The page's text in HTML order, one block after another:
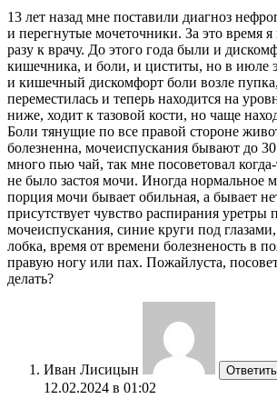
13 лет назад мне поставили диагноз
и перегнутые мочеточники. За это время
разу к врачу. До этого года были и
кишечника, и боли, и циститы, но в июле
и кишечный дискомфорт боли возле
переместилась и теперь находится на
ниже, ходит к тазовой кости, но чаще
Боли тянущие по все правой стороне
болезненна, мочеиспускания бывают до 30
много пью чай, так мне посоветовал
не было застоя мочи. Иногда нормальное
порция мочи бывает обильная, а бывает
присутствует чувство распирания уретры
мочеиспускания, синие круги под
лобка, время от времени болезненость в
правую ногу или пах. Пожайлуста,
делать?
Иван Лисицын Ответить
12.02.2024 в 01:02